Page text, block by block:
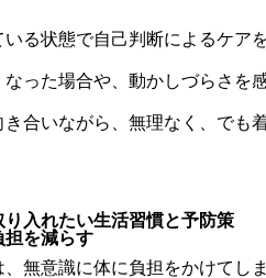
いる状態で自己判断によるケ
った場合や、動かしづらさを
き合いながら、無理なく、で
入れたい生活習慣と予防策
担を減らす
無意識に体に負担をかけてし